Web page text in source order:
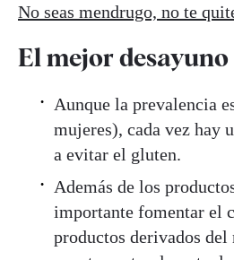
No seas mendrugo, no te
El mejor
Aunque la prevalencia
mujeres), cada vez hay
a evitar el gluten.
Además de los
importante fomentar el
productos derivados